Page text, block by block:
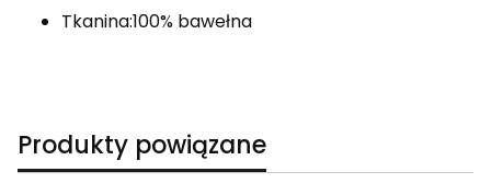
Tkanina:100% bawełna
Produkty powiązane